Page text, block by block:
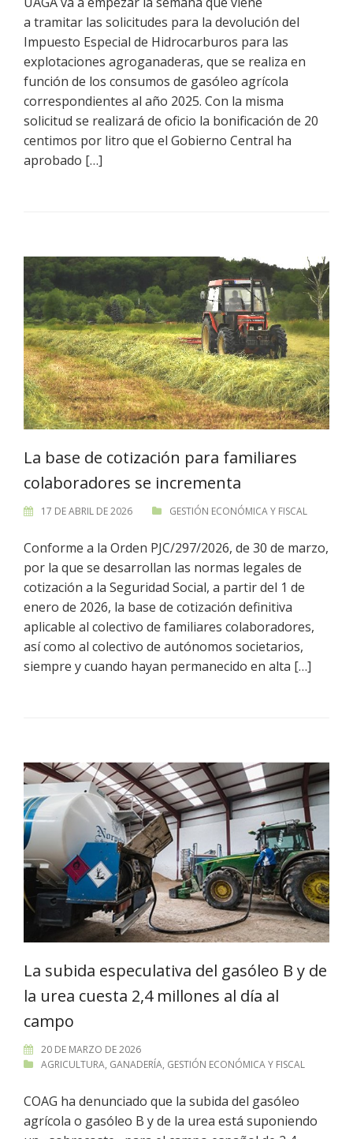
a tramitar las solicitudes para la devolución del
Impuesto Especial de Hidrocarburos para las
explotaciones agroganaderas, que se realiza en
función de los consumos de gasóleo agrícola
correspondientes al año 2025. Con la misma
solicitud se realizará de oficio la bonificación de 20
centimos por litro que el Gobierno Central ha
aprobado […]
La base de cotización para familiares
colaboradores se incrementa
17 DE ABRIL DE 2026 GESTIÓN ECONÓMICA Y FISCAL
Conforme a la Orden PJC/297/2026, de 30 de marzo,
por la que se desarrollan las normas legales de
cotización a la Seguridad Social, a partir del 1 de
enero de 2026, la base de cotización definitiva
aplicable al colectivo de familiares colaboradores,
así como al colectivo de autónomos societarios,
siempre y cuando hayan permanecido en alta […]
La subida especulativa del gasóleo B y de
la urea cuesta 2,4 millones al día al
campo
20 DE MARZO DE 2026
AGRICULTURA, GANADERÍA, GESTIÓN ECONÓMICA Y FISCAL
COAG ha denunciado que la subida del gasóleo
agrícola o gasóleo B y de la urea está suponiendo